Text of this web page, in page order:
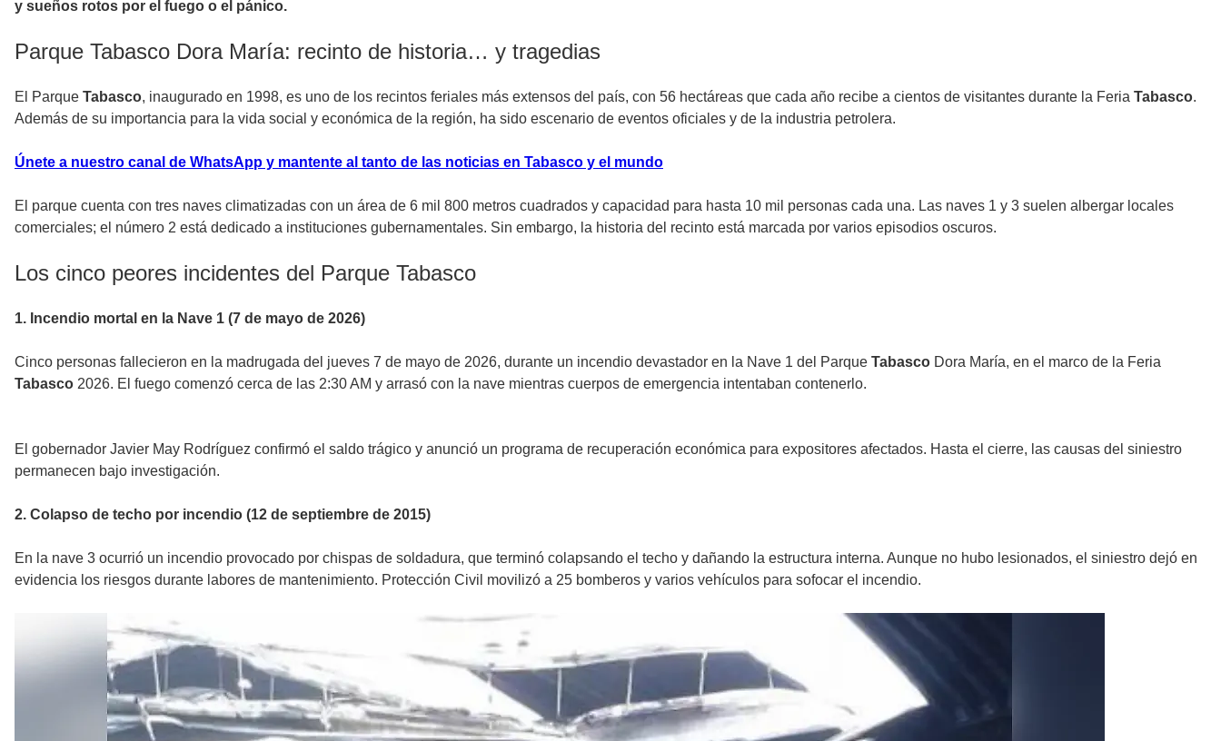
y sueños rotos por el fuego o el pánico.
Parque Tabasco Dora María: recinto de historia… y tragedias
El Parque Tabasco, inaugurado en 1998, es uno de los recintos feriales más extensos del país, con 56 hectáreas que cada año recibe a cientos de visitantes durante la Feria Tabasco.
Además de su importancia para la vida social y económica de la región, ha sido escenario de eventos oficiales y de la industria petrolera.
Únete a nuestro canal de WhatsApp y mantente al tanto de las noticias en Tabasco y el mundo
El parque cuenta con tres naves climatizadas con un área de 6 mil 800 metros cuadrados y capacidad para hasta 10 mil personas cada una. Las naves 1 y 3 suelen albergar locales
comerciales; el número 2 está dedicado a instituciones gubernamentales. Sin embargo, la historia del recinto está marcada por varios episodios oscuros.
Los cinco peores incidentes del Parque Tabasco
1. Incendio mortal en la Nave 1 (7 de mayo de 2026)
Cinco personas fallecieron en la madrugada del jueves 7 de mayo de 2026, durante un incendio devastador en la Nave 1 del Parque Tabasco Dora María, en el marco de la Feria
Tabasco 2026. El fuego comenzó cerca de las 2:30 AM y arrasó con la nave mientras cuerpos de emergencia intentaban contenerlo.
El gobernador Javier May Rodríguez confirmó el saldo trágico y anunció un programa de recuperación económica para expositores afectados. Hasta el cierre, las causas del siniestro
permanecen bajo investigación.
2. Colapso de techo por incendio (12 de septiembre de 2015)
En la nave 3 ocurrió un incendio provocado por chispas de soldadura, que terminó colapsando el techo y dañando la estructura interna. Aunque no hubo lesionados, el siniestro dejó en
evidencia los riesgos durante labores de mantenimiento. Protección Civil movilizó a 25 bomberos y varios vehículos para sofocar el incendio.